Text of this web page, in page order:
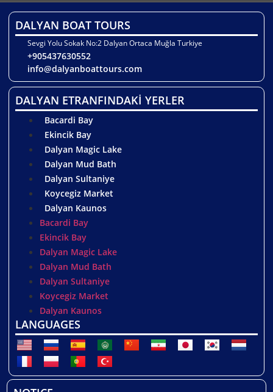
DALYAN BOAT TOURS
Sevgi Yolu Sokak No:2 Dalyan Ortaca Muğla Turkiye
+905437630552
info@dalyanboattours.com
DALYAN ETRANFINDAKİ YERLER
Bacardi Bay
Ekincik Bay
Dalyan Magic Lake
Dalyan Mud Bath
Dalyan Sultaniye
Koycegiz Market
Dalyan Kaunos
Bacardi Bay
Ekincik Bay
Dalyan Magic Lake
Dalyan Mud Bath
Dalyan Sultaniye
Koycegiz Market
Dalyan Kaunos
LANGUAGES